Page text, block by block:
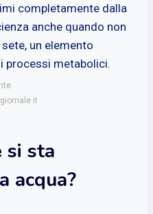
completamente dalla
anche quando non
un elemento
processi metabolici.
si sta
acqua?